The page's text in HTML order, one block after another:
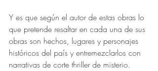
Y es que según el autor de estas obras lo
que pretende resaltar en cada una de sus
obras son hechos, lugares y personajes
históricos del país y entremezclarlos con
narrativas de corte thriller de misterio.